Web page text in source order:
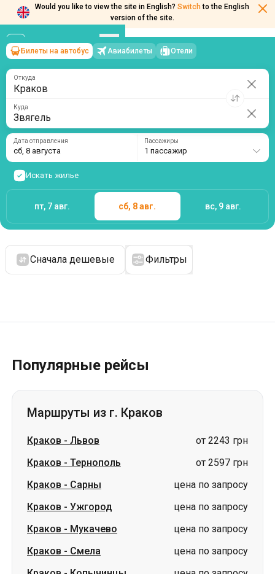
Would you like to view the site in English? Switch to the English
version of the site.
Краков→Звягель
сб, 8 августа/1 пассажир
Билеты на автобус Авиабилеты Отели
Откуда
Куда
Дата отправления
сб, 8 августа
Пассажиры
1 пассажир
Искать жилье
пт, 7 авг. сб, 8 авг. вс, 9 авг.
Сначала дешевые Фильтры
Популярные рейсы
Маршруты из г. Краков
Краков - Львов
от 2243 грн
Краков - Тернополь
от 2597 грн
Краков - Сарны
цена по запросу
Краков - Ужгород
цена по запросу
Краков - Мукачево
цена по запросу
Краков - Смела
цена по запросу